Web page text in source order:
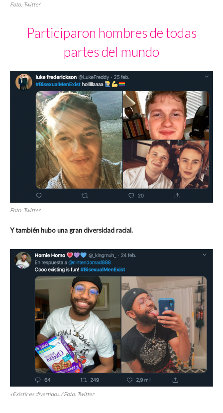
Foto: Twitter
Participaron hombres de todas
partes del mundo
Foto: Twitter
Y también hubo una gran diversidad racial.
«Existir es divertido». / Foto: Twitter